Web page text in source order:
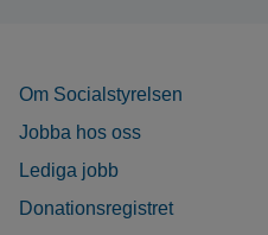
Om Socialstyrelsen
Jobba hos oss
Lediga jobb
Donationsregistret